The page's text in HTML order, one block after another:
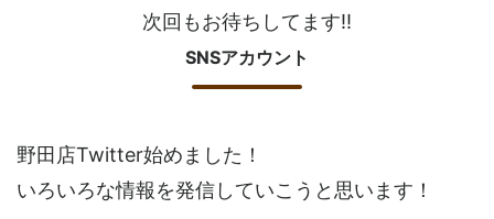
次回もお待ちしてます!!
SNSアカウント
野田店Twitter始めました！
いろいろな情報を発信していこうと思います！